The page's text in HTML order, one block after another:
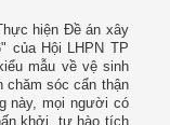
hiện Đề án xây
của Hội LHPN TP
mẫu về vệ sinh
chăm sóc cẩn thận
này, mọi người có
khởi, tự hào tích